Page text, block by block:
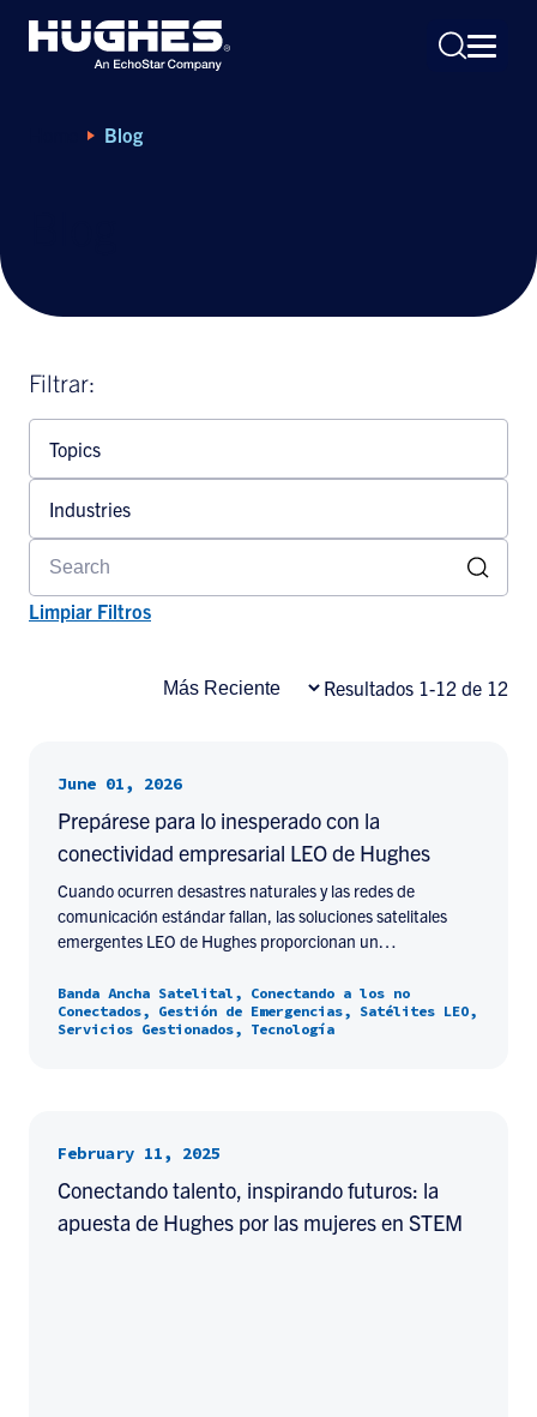
for:
Blog
Filtrar:
Topics
Industries
Limpiar Filtros
Resultados 1-12 de 12
June 01, 2026
Prepárese para lo inesperado con la
conectividad empresarial LEO de Hughes
Cuando ocurren desastres naturales y las redes de
comunicación estándar fallan, las soluciones satelitales
emergentes LEO de Hughes proporcionan un…
Banda Ancha Satelital, Conectando a los no
Conectados, Gestión de Emergencias, Satélites LEO,
Servicios Gestionados, Tecnología
February 11, 2025
Conectando talento, inspirando futuros: la
apuesta de Hughes por las mujeres en STEM